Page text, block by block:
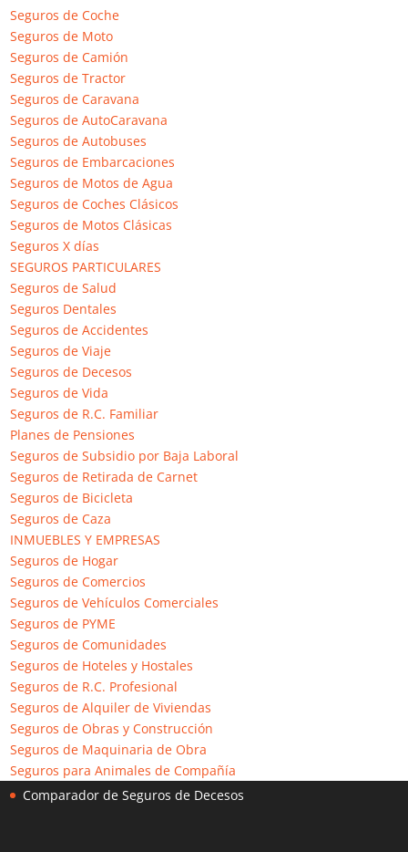
Seguros de Coche
Seguros de Moto
Seguros de Camión
Seguros de Tractor
Seguros de Caravana
Seguros de AutoCaravana
Seguros de Autobuses
Seguros de Embarcaciones
Seguros de Motos de Agua
Seguros de Coches Clásicos
Seguros de Motos Clásicas
Seguros X días
SEGUROS PARTICULARES
Seguros de Salud
Seguros Dentales
Seguros de Accidentes
Seguros de Viaje
Seguros de Decesos
Seguros de Vida
Seguros de R.C. Familiar
Planes de Pensiones
Seguros de Subsidio por Baja Laboral
Seguros de Retirada de Carnet
Seguros de Bicicleta
Seguros de Caza
INMUEBLES Y EMPRESAS
Seguros de Hogar
Seguros de Comercios
Seguros de Vehículos Comerciales
Seguros de PYME
Seguros de Comunidades
Seguros de Hoteles y Hostales
Seguros de R.C. Profesional
Seguros de Alquiler de Viviendas
Seguros de Obras y Construcción
Seguros de Maquinaria de Obra
Seguros para Animales de Compañía
Mohammed baghdadi
21 abril, 2026
Me paso lo mismo pero por coger la grúa tres veces , y llevo con
ellos casi 5 años y…
SOLICITAR SEGUROS
917 567 108
INFORMACIÓN Y CONTRATACIÓN
Quienes Somos
El Grupo Seguros Generales es uno de los pioneros en
comparación de seguros en internet en España, operativo
desde 2008 con su portal principal www.seguros-generales.es
actualmente es uno de los mayores grupos de comparación y
contratación de seguros online con más de 50 portales en
internet.
Comparadores de Seguros
Comparador de Seguros
Comparador de Seguros de Coche
Comparador de Seguros de Moto
Comparador de Seguros de Hogar
Comparador de Seguros de Salud
Comparador de Seguros de Vida
Comparador de Seguros de Decesos